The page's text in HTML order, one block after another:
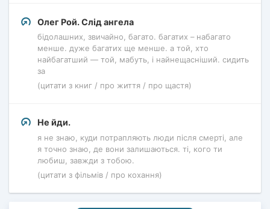
Олег Рой. Слід ангела
бідолашних, звичайно, багато. багатих – набагато
менше. дуже багатих ще менше. а той, хто
найбагатший — той, мабуть, і найнещасніший. сидить
за
(цитати з книг / про життя / про щастя)
Не йди.
я не знаю, куди потрапляють люди після смерті, але
я точно знаю, де вони залишаються. ті, кого ти
любиш, завжди з тобою.
(цитати з фільмів / про кохання)